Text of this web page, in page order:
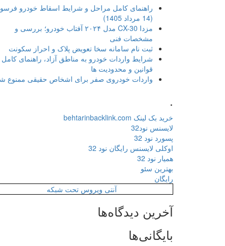
راهنمای کامل مراحل و شرایط اسقاط خودرو
(14 مرداد 1405)
مزدا CX-30 مدل ۲۰۲۴ آفتاب خودرو؛ بررسی و
مشخصات فنی
ثبت نام سامانه سخا تعویض پلاک و احراز سکونت
شرایط واردات خودرو به مناطق آزاد، راهنمای کامل
قوانین و محدودیت ها
واردات خودروی صفر برای اشخاص حقیقی ممنوع
.
خرید بک لینک behtarinbacklink.com
لایسنس نود32
پسورد نود 32
اوکلی لایسنس رایگان نود 32
همیار نود 32
بهترین سئو
رایگان
آنتی ویروس تحت شبکه
آخرین دیدگاه‌ها
بایگانی‌ها